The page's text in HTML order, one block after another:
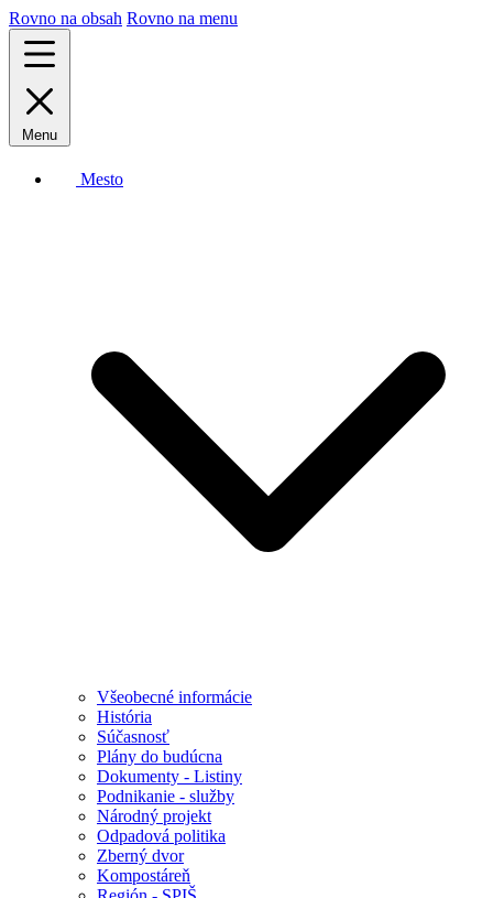
Rovno na obsah Rovno na menu
Menu
Mesto
Všeobecné informácie
História
Súčasnosť
Plány do budúcna
Dokumenty - Listiny
Podnikanie - služby
Národný projekt
Odpadová politika
Zberný dvor
Kompostáreň